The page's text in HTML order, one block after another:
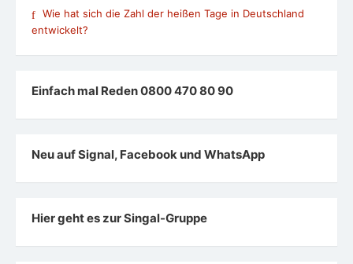
Wie hat sich die Zahl der heißen Tage in Deutschland
entwickelt?
Einfach mal Reden 0800 470 80 90
Neu auf Signal, Facebook und WhatsApp
Hier geht es zur Singal-Gruppe